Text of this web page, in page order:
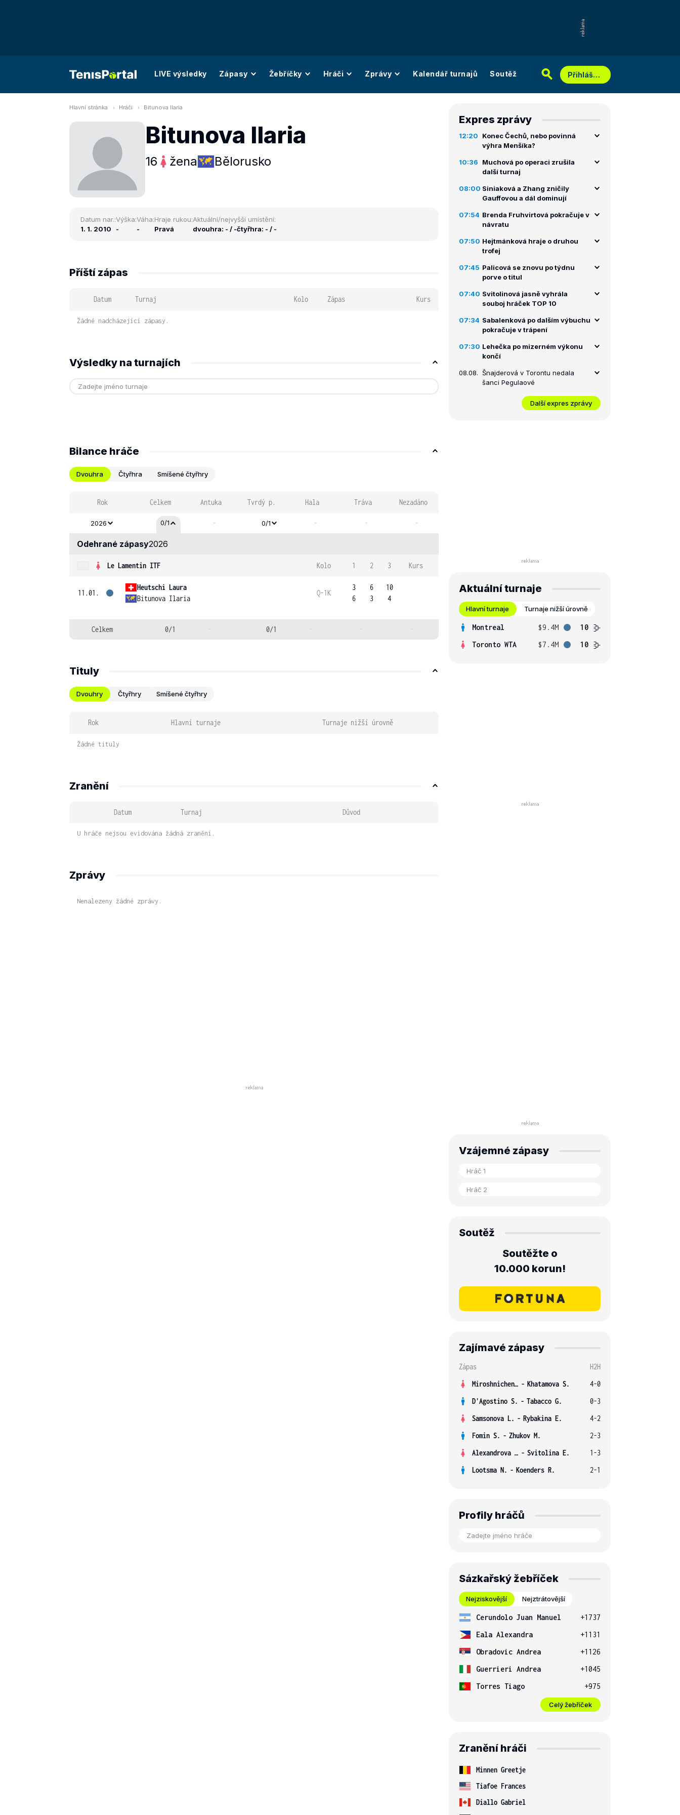
LIVE výsledky Zápasy Žebříčky Hráči Zprávy Kalendář turnajů Soutěž Přihlášení
Hlavní stránka Hráči Bitunova Ilaria
Bitunova Ilaria
16 žena Bělorusko
Datum nar.:
1. 1. 2010
Výška:
-
Váha:
-
Hraje rukou:
Pravá
Aktuální/nejvyšší umístění:
dvouhra: - / -čtyřhra: - / -
Příští zápas
Datum Turnaj Kolo Zápas Kurs
Žádné nadcházející zápasy.
Výsledky na turnajích
Bilance hráče
Dvouhra Čtyřhra Smíšené čtyřhry
Rok Celkem Antuka Tvrdý p. Hala Tráva Nezadáno
2026 0/1 - 0/1 - - -
Odehrané zápasy2026
Le Lamentin ITF Kolo 1 2 3 Kurs
11.01.
Heutschi Laura
Bitunova Ilaria
Q-1K
3
6
6
3
10
4
Celkem 0/1 - 0/1 - - -
Tituly
Dvouhry Čtyřhry Smíšené čtyřhry
Rok Hlavní turnaje Turnaje nižší úrovně
Žádné tituly
Zranění
Datum Turnaj Důvod
U hráče nejsou evidována žádná zranění.
Zprávy
Nenalezeny žádné zprávy.
Expres zprávy
12:20
Konec Čechů, nebo povinná
výhra Menšíka?
10:36
Muchová po operaci zrušila
další turnaj
08:00 Siniaková a Zhang zničily
Gauffovou a dál dominují
07:54 Brenda Fruhvirtová pokračuje v
návratu
07:50 Hejtmánková hraje o druhou
trofej
07:45 Palicová se znovu po týdnu
porve o titul
07:40 Svitolinová jasně vyhrála
souboj hráček TOP 10
07:34 Sabalenková po dalším výbuchu
pokračuje v trápení
07:30 Lehečka po mizerném výkonu
končí
08.08. Šnajderová v Torontu nedala
šanci Pegulaové
Další expres zprávy
Aktuální turnaje
Hlavní turnaje Turnaje nižší úrovně
Montreal $9.4M
10
Toronto WTA
$7.4M 10
Vzájemné zápasy
Soutěž
Soutěžte o
10.000 korun!
Zajímavé zápasy
Zápas
H2H
Miroshnichenko V. - Khatamova S.
4-0
D'Agostino S. - Tabacco G.
0-3
Samsonova L. - Rybakina E.
4-2
Fomin S. - Zhukov M.
2-3
Alexandrova E. - Svitolina E.
1-3
Lootsma N. - Koenders R. 2-1
Profily hráčů
Sázkařský žebříček
Nejziskovější Nejztrátovější
Cerundolo Juan Manuel
+1737
Eala Alexandra
+1131
Obradovic Andrea
+1126
Guerrieri Andrea
+1045
Torres Tiago
+975
Celý žebříček
Zranění hráči
Minnen Greetje
Tiafoe Frances
Diallo Gabriel